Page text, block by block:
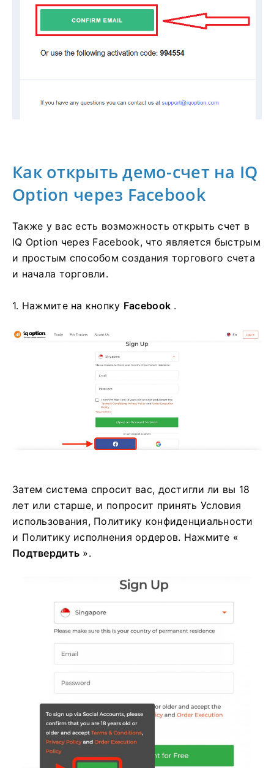
Как открыть демо-счет на IQ
Option через Facebook
Также у вас есть возможность открыть счет в
IQ Option через Facebook, что является быстрым
и простым способом создания торгового счета
и начала торговли.
1. Нажмите на кнопку Facebook .
Затем система спросит вас, достигли ли вы 18
лет или старше, и попросит принять Условия
использования, Политику конфиденциальности
и Политику исполнения ордеров. Нажмите «
Подтвердить ».